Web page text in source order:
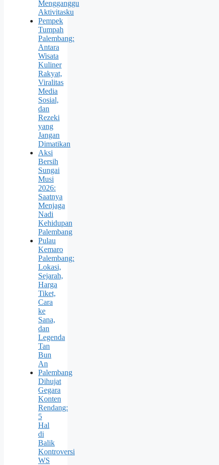
Mengganggu
Aktivitasku
Pempek
Tumpah
Palembang:
Antara
Wisata
Kuliner
Rakyat,
Viralitas
Media
Sosial,
dan
Rezeki
yang
Jangan
Dimatikan
Aksi
Bersih
Sungai
Musi
2026:
Saatnya
Menjaga
Nadi
Kehidupan
Palembang
Pulau
Kemaro
Palembang:
Lokasi,
Sejarah,
Harga
Tiket,
Cara
ke
Sana,
dan
Legenda
Tan
Bun
An
Palembang
Dihujat
Gegara
Konten
Rendang:
5
Hal
di
Balik
Kontroversi
WS